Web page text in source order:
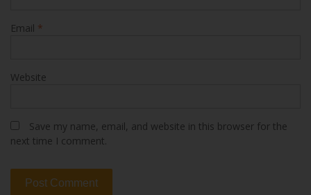
Email *
Website
Save my name, email, and website in this browser for the
next time I comment.